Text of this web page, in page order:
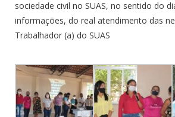
sociedade civil no SUAS, no sentido do
informações, do real atendimento das
Trabalhador (a) do SUAS